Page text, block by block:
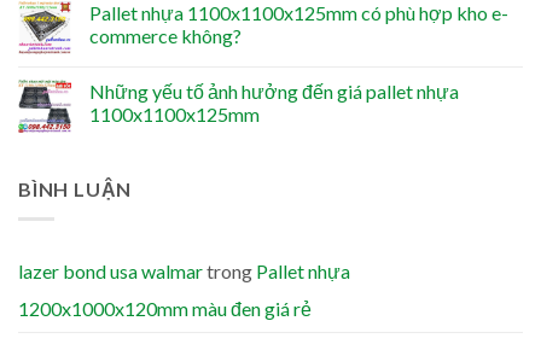
Pallet nhựa 1100x1100x125mm có phù hợp kho e-
commerce không?
Những yếu tố ảnh hưởng đến giá pallet nhựa
1100x1100x125mm
BÌNH LUẬN
lazer bond usa walmartrong Pallet nhựa
1200x1000x120mm màu đen giá rẻ